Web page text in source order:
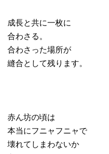
成長と共に一枚に
合わさる。
合わさった場所が
縫合として残ります。
赤ん坊の頃は
本当にフニャフニャで
壊れてしまわないか